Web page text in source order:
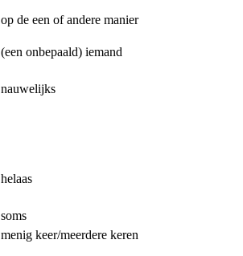
op de een of andere manier
(een onbepaald) iemand
nauwelijks
helaas
soms
menig keer/meerdere keren